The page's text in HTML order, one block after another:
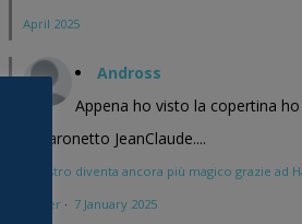
April 2025
Andross
Appena ho visto la copertina
al baronetto JeanClaude....
Maestro diventa ancora più magico grazie ad
Potter · 7 January 2025